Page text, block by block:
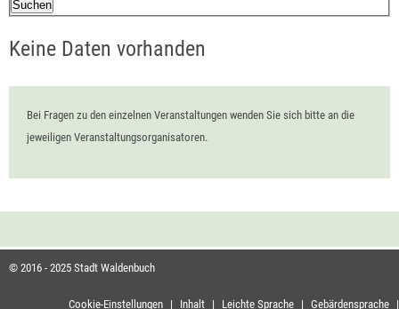
Keine Daten vorhanden
Bei Fragen zu den einzelnen Veranstaltungen wenden Sie sich bitte an die
jeweiligen Veranstaltungsorganisatoren.
© 2016 - 2025 Stadt Waldenbuch
Cookie-Einstellungen | Inhalt | Leichte Sprache | Gebärdensprache |